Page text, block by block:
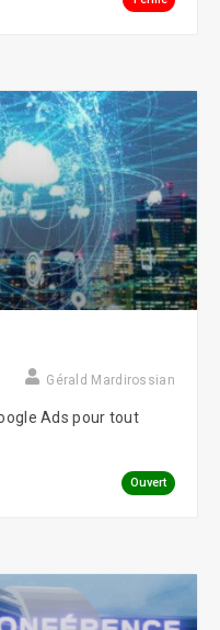
Gérald Mardirossian
Ads pour tout
Ouvert